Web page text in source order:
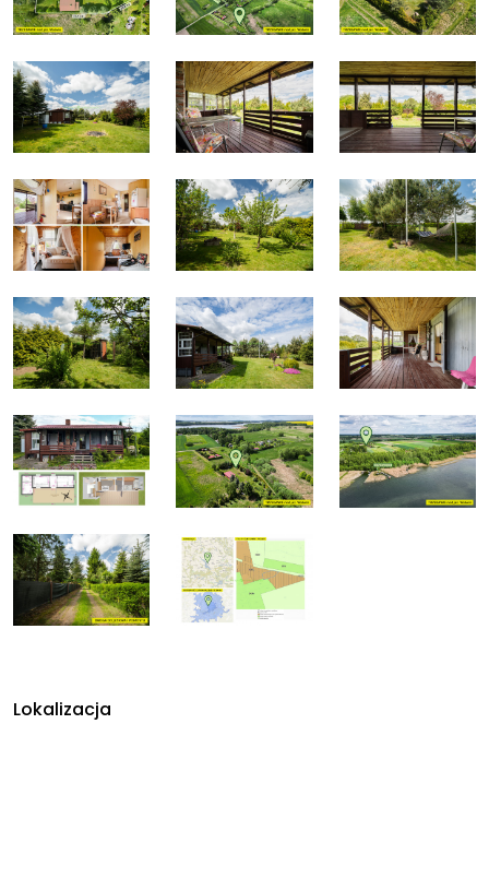
Lokalizacja